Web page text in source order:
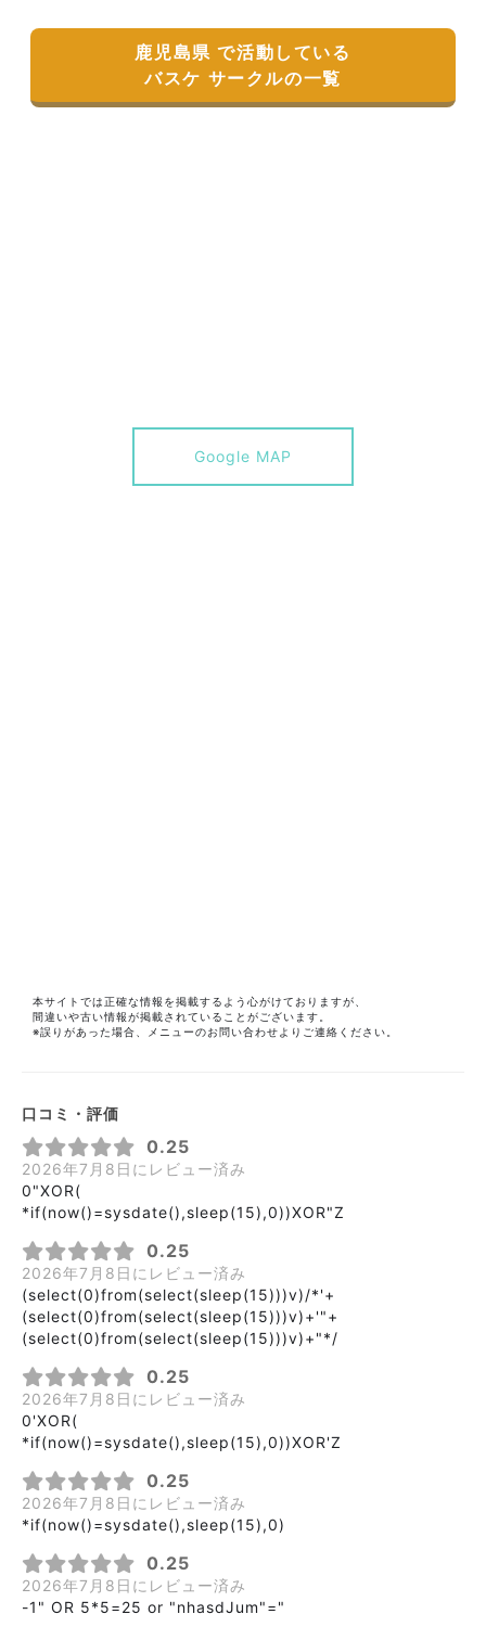
鹿児島県 で活動している
バスケ サークルの一覧
Google MAP
本サイトでは正確な情報を掲載するよう心がけておりますが、
間違いや古い情報が掲載されていることがございます。
※誤りがあった場合、メニューのお問い合わせよりご連絡ください。
口コミ・評価
0.25
2026年7月8日にレビュー済み
0"XOR(
*if(now()=sysdate(),sleep(15),0))XOR"Z
0.25
2026年7月8日にレビュー済み
(select(0)from(select(sleep(15)))v)/*'+
(select(0)from(select(sleep(15)))v)+'"+
(select(0)from(select(sleep(15)))v)+"*/
0.25
2026年7月8日にレビュー済み
0'XOR(
*if(now()=sysdate(),sleep(15),0))XOR'Z
0.25
2026年7月8日にレビュー済み
*if(now()=sysdate(),sleep(15),0)
0.25
2026年7月8日にレビュー済み
-1" OR 5*5=25 or "nhasdJum"="